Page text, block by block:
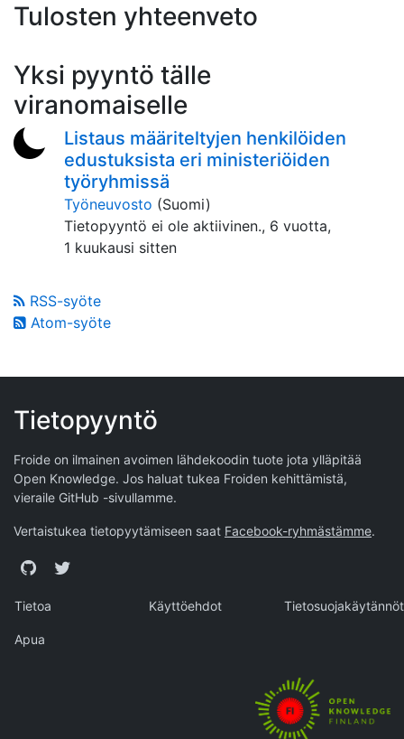
Tulosten yhteenveto
Yksi pyyntö tälle
viranomaiselle
Listaus määriteltyjen henkilöiden
edustuksista eri ministeriöiden
työryhmissä
Työneuvosto (Suomi)
Tietopyyntö ei ole aktiivinen., 6 vuotta,
1 kuukausi sitten
RSS-syöte
Atom-syöte
Tietopyyntö
Froide on ilmainen avoimen lähdekoodin tuote jota ylläpitää
Open Knowledge. Jos haluat tukea Froiden kehittämistä,
vieraile GitHub -sivullamme.
Vertaistukea tietopyytämiseen saat Facebook-ryhmästämme.
GitHubTwitter
Tietoa Käyttöehdot Tietosuojakäytännöt
Apua